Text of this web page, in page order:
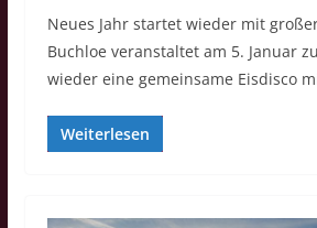
Neues Jahr startet wieder mit
Buchloe veranstaltet am 5. Januar
wieder eine gemeinsame Eisdisco
Weiterlesen